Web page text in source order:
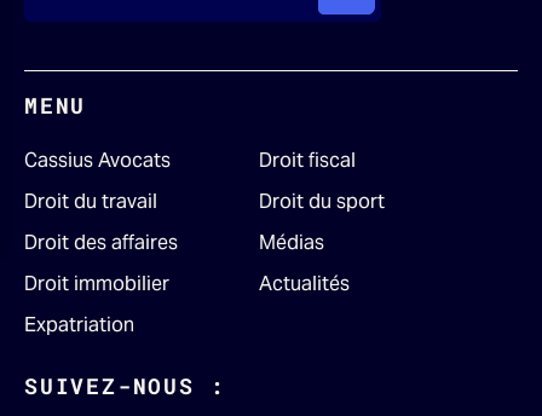
MENU
Cassius Avocats
Droit du travail
Droit des affaires
Droit immobilier
Expatriation
Droit fiscal
Droit du sport
Médias
Actualités
SUIVEZ-NOUS :